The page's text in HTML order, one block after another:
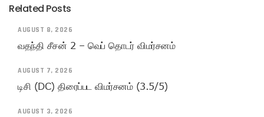
Related Posts
AUGUST 8, 2026
வதந்தி சீசன் 2 – வெப் தொடர் விமர்சனம்
AUGUST 7, 2026
டிசி (DC) திரைப்பட விமர்சனம் (3.5/5)
AUGUST 3, 2026